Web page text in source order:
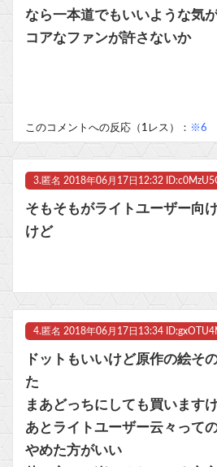
なら一本道でもいいような気
コアなファンが許さないか
このコメントへの反応（1レス）： ※6
3. 匿名 2018年06月17日12:32
そもそもがライトユーザー向
けど
4. 匿名 2018年06月17日13:34
ドットもいいけど原作の絵そ
た
まあどっちにしても買います
あとライトユーザー云々って
やめた方がいい